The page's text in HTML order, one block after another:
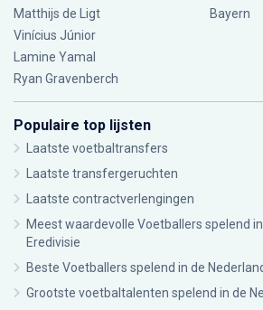
Matthijs de Ligt
Vinícius Júnior
Lamine Yamal
Ryan Gravenberch
Bayern
Populaire top lijsten
Laatste voetbaltransfers
Laatste transfergeruchten
Laatste contractverlengingen
Meest waardevolle Voetballers spelend
Eredivisie
Beste Voetballers spelend in de
Grootste voetbaltalenten spelend in de